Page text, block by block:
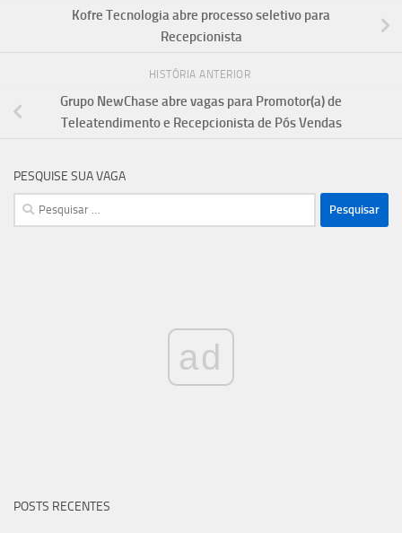
Kofre Tecnologia abre processo seletivo para
Recepcionista
HISTÓRIA ANTERIOR
Grupo NewChase abre vagas para Promotor(a) de
Teleatendimento e Recepcionista de Pós Vendas
PESQUISE SUA VAGA
Pesquisar
por:
ad
POSTS RECENTES